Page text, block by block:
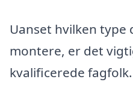
Uanset hvilken type
montere, er det
kvalificerede